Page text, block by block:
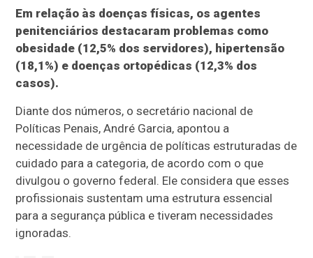
Em relação às doenças físicas, os agentes
penitenciários destacaram problemas como
obesidade (12,5% dos servidores), hipertensão
(18,1%) e doenças ortopédicas (12,3% dos
casos).
Diante dos números, o secretário nacional de
Políticas Penais, André Garcia, apontou a
necessidade de urgência de políticas estruturadas de
cuidado para a categoria, de acordo com o que
divulgou o governo federal. Ele considera que esses
profissionais sustentam uma estrutura essencial
para a segurança pública e tiveram necessidades
ignoradas.